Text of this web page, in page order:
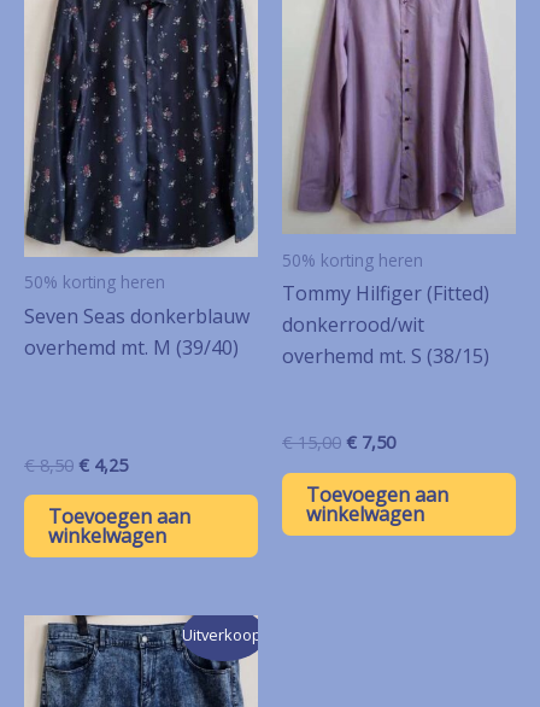
50% korting heren
Seven Seas donkerblauw
overhemd mt. M (39/40)
€8,50 Oorspronkelijke
was:
€ 8,50.
€ 4,25Huidige
is:
€ 4,25.
Toevoegen aan
winkelwagen
50% korting heren
Tommy Hilfiger (Fitted)
donkerrood/wit
overhemd mt. S (38/15)
€15,00 Oorspronkelijke
was:
€ 15,00.
€ 7,50Huidige
is:
€ 7,50.
Toevoegen aan
winkelwagen
Uitverkoop!